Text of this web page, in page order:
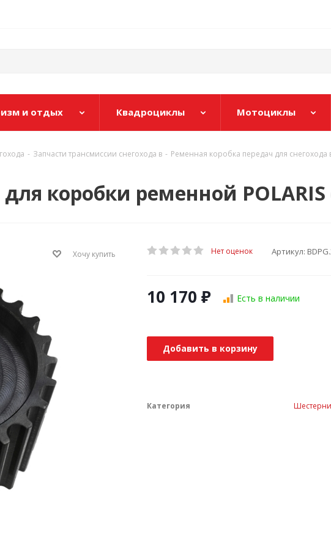
и отдых Квадроциклы Мотоциклы
- Запчасти трансмиссии снегохода в - Ременная коробка передач для снегохода
коробки ременной POLARIS
Хочу купить Нет оценок Артикул:
10 170 ₽ Есть в наличии
Добавить в корзину
Категория Шестерни